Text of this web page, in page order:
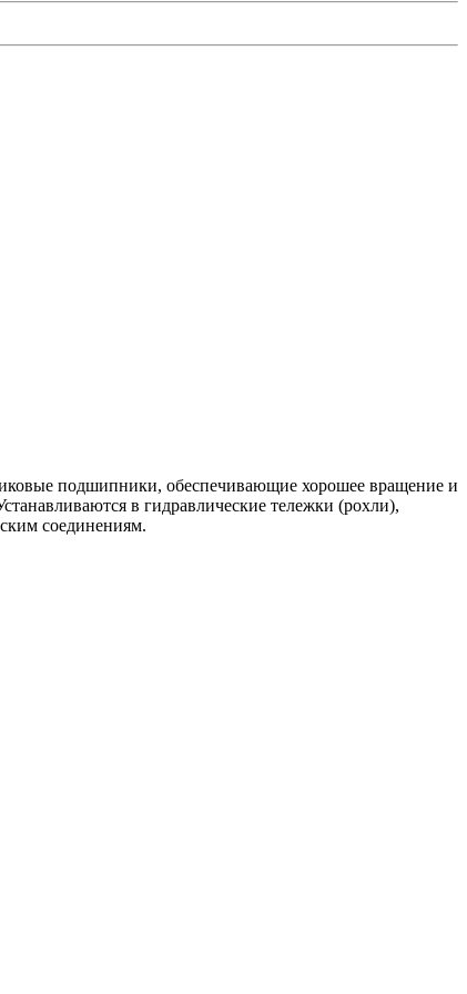
подшипники, обеспечивающие хорошее вращение и
в гидравлические тележки (рохли),
соединениям.